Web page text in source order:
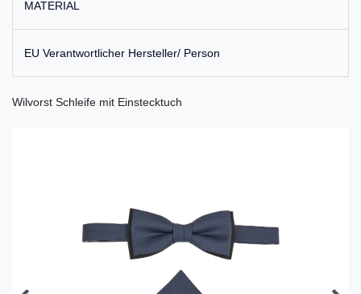
MATERIAL
EU Verantwortlicher Hersteller/ Person
Wilvorst Schleife mit Einstecktuch